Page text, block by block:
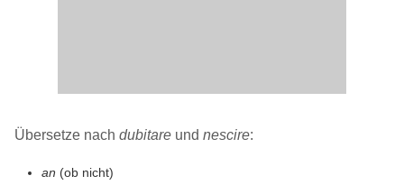
Übersetze nach dubitare und nescire:
an (ob nicht)